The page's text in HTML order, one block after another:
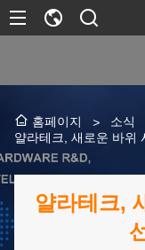
홈페이지 > 소식
얄라테크, 새로운 바위
얄라테크,